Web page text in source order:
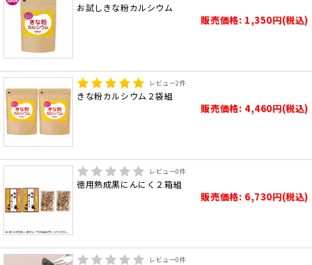
お試しきな粉カルシウム
販売価格: 1,350円(税込)
レビュー2件
きな粉カルシウム２袋組
販売価格: 4,460円(税込)
レビュー0件
徳用熟成黒にんにく２箱組
販売価格: 6,730円(税込)
レビュー0件